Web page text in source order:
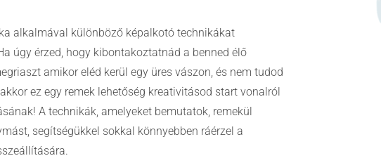
alkalmával különböző képalkotó technikákat
úgy érzed, hogy kibontakoztatnád a benned élő
amikor eléd kerül egy üres vászon, és nem tudod
ez egy remek lehetőség kreativitásod start vonalról
A technikák, amelyeket bemutatok, remekül
segítségükkel sokkal könnyebben ráérzel a